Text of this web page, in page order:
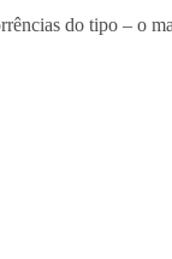
do tipo – o